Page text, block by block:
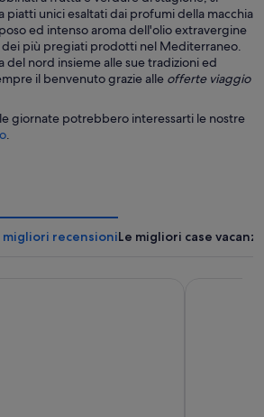
piatti unici esaltati dai profumi della macchia
ed intenso aroma dell'olio extravergine
più pregiati prodotti nel Mediterraneo.
del nord insieme alle sue tradizioni ed
il benvenuto grazie alle offerte viaggio
giornate potrebbero interessarti le nostre
recensioniLe migliori case